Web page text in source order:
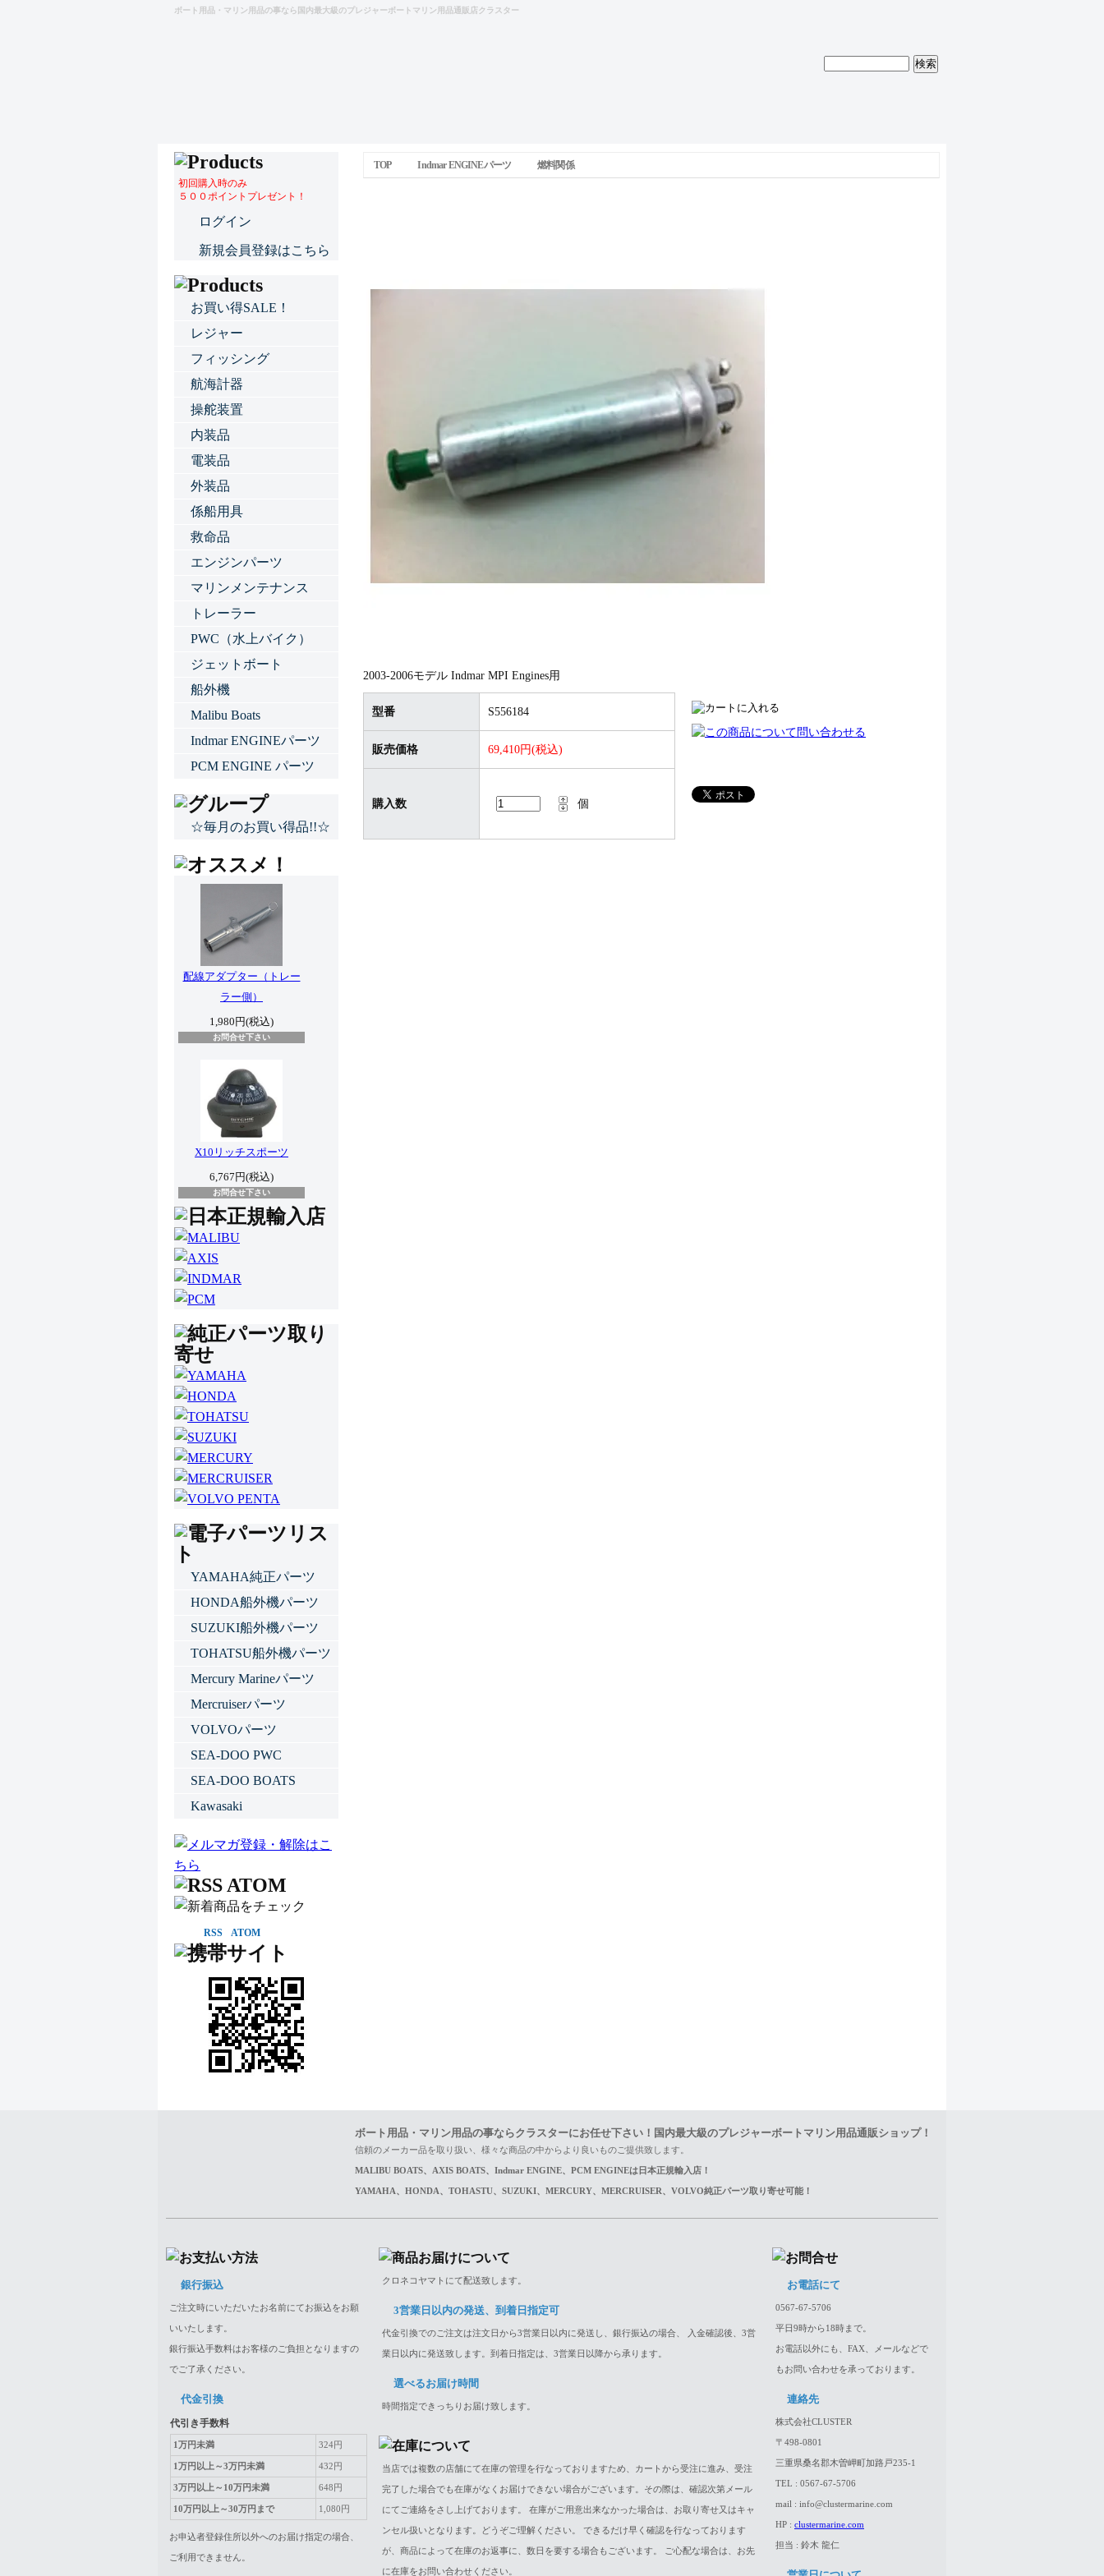
ボート用品・マリン用品の事なら国内最大級のプレジャーボートマリン用品通販店クラスター
TOP Indmar ENGINEパーツ 燃料関係
2003-2006モデル Indmar MPI Engines用
型番 S556184
販売価格 69,410円(税込)
購入数 個
初回購入時のみ
５００ポイントプレゼント！
ログイン
新規会員登録はこちら
お買い得SALE！
レジャー
フィッシング
航海計器
操舵装置
内装品
電装品
外装品
係船用具
救命品
エンジンパーツ
マリンメンテナンス
トレーラー
PWC（水上バイク）
ジェットボート
船外機
Malibu Boats
Indmar ENGINEパーツ
PCM ENGINE パーツ
☆毎月のお買い得品!!☆
配線アダプター（トレー
ラー側）
1,980円(税込)
お問合せ下さい
X10リッチスポーツ
6,767円(税込)
お問合せ下さい
YAMAHA純正パーツ
HONDA船外機パーツ
SUZUKI船外機パーツ
TOHATSU船外機パーツ
Mercury Marineパーツ
Mercruiserパーツ
VOLVOパーツ
SEA-DOO PWC
SEA-DOO BOATS
Kawasaki
RSS ATOM
ボート用品・マリン用品の事ならクラスターにお任せ下さい！国内最大級のプレジャーボートマリン用品通販ショップ！
信頼のメーカー品を取り扱い、様々な商品の中からより良いものご提供致します。
MALIBU BOATS、AXIS BOATS、Indmar ENGINE、PCM ENGINEは日本正規輸入店！
YAMAHA、HONDA、TOHASTU、SUZUKI、MERCURY、MERCRUISER、VOLVO純正パーツ取り寄せ可能！
銀行振込
ご注文時にいただいたお名前にてお振込をお願
いいたします。
銀行振込手数料はお客様のご負担となりますの
でご了承ください。
代金引換
代引き手数料
1万円未満 324円
1万円以上～3万円未満 432円
3万円以上～10万円未満 648円
10万円以上～30万円まで 1,080円
お申込者登録住所以外へのお届け指定の場合、
ご利用できません。
クロネコヤマトにて配送致します。
3営業日以内の発送、到着日指定可
代金引換でのご注文は注文日から3営業日以内に発送し、銀行振込の場合、 入金確認後、3営
業日以内に発送致します。到着日指定は、3営業日以降から承ります。
選べるお届け時間
時間指定できっちりお届け致します。
当店では複数の店舗にて在庫の管理を行なっておりますため、カートから受注に進み、受注
完了した場合でも在庫がなくお届けできない場合がございます。その際は、確認次第メール
にてご連絡をさし上げております。 在庫がご用意出来なかった場合は、お取り寄せ又はキャ
ンセル扱いとなります。どうぞご理解ください。 できるだけ早く確認を行なっております
が、商品によって在庫のお返事に、数日を要する場合もございます。 ご心配な場合は、お先
に在庫をお問い合わせください。
お電話にて
0567-67-5706
平日9時から18時まで。
お電話以外にも、FAX、メールなどで
もお問い合わせを承っております。
連絡先
株式会社CLUSTER
〒498-0801
三重県桑名郡木曽岬町加路戸235-1
TEL : 0567-67-5706
mail : info@clustermarine.com
HP : clustermarine.com
担当 : 鈴木 龍仁